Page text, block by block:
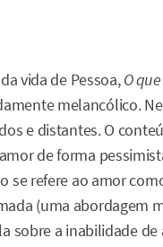
vida de Pessoa,O
melancólico.
e distantes. O
de forma
se refere ao amor
(uma abordagem
sobre a inabilidade